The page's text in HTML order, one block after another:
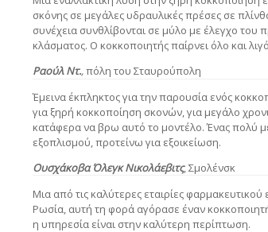
σκόνης σε μεγάλες υδραυλικές πρέσες σε
συνέχεια συνθλίβονται σε μύλο με έλεγχο του
κλάσματος. Ο κοκκοποιητής παίρνει όλο και
Ραούλ Ντ.,πόλη του Σταυρούπολη
Έμεινα έκπληκτος για την παρουσία ενός
για ξηρή κοκκοποίηση σκονών, για μεγάλο
κατάφερα να βρω αυτό το μοντέλο. Ένας πολύ
εξοπλισμού, προτείνω για εξοικείωση.
Ουσχάκοβα Όλεγκ Νικολάεβιτς, Σμολένσκ
Μια από τις καλύτερες εταιρίες
Ρωσία, αυτή τη φορά αγόρασε έναν
η υπηρεσία είναι στην καλύτερη περίπτωση.